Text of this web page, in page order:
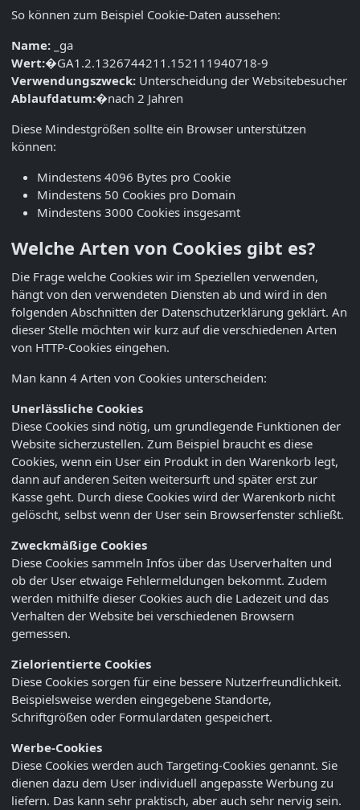
So können zum Beispiel Cookie-Daten aussehen:
Name: _ga
Wert:�GA1.2.1326744211.152111940718-9
Verwendungszweck: Unterscheidung der Websitebesucher
Ablaufdatum:�nach 2 Jahren
Diese Mindestgrößen sollte ein Browser unterstützen
können:
Mindestens 4096 Bytes pro Cookie
Mindestens 50 Cookies pro Domain
Mindestens 3000 Cookies insgesamt
Welche Arten von Cookies gibt es?
Die Frage welche Cookies wir im Speziellen verwenden,
hängt von den verwendeten Diensten ab und wird in den
folgenden Abschnitten der Datenschutzerklärung geklärt. An
dieser Stelle möchten wir kurz auf die verschiedenen Arten
von HTTP-Cookies eingehen.
Man kann 4 Arten von Cookies unterscheiden:
Unerlässliche Cookies
Diese Cookies sind nötig, um grundlegende Funktionen der
Website sicherzustellen. Zum Beispiel braucht es diese
Cookies, wenn ein User ein Produkt in den Warenkorb legt,
dann auf anderen Seiten weitersurft und später erst zur
Kasse geht. Durch diese Cookies wird der Warenkorb nicht
gelöscht, selbst wenn der User sein Browserfenster schließt.
Zweckmäßige Cookies
Diese Cookies sammeln Infos über das Userverhalten und
ob der User etwaige Fehlermeldungen bekommt. Zudem
werden mithilfe dieser Cookies auch die Ladezeit und das
Verhalten der Website bei verschiedenen Browsern
gemessen.
Zielorientierte Cookies
Diese Cookies sorgen für eine bessere Nutzerfreundlichkeit.
Beispielsweise werden eingegebene Standorte,
Schriftgrößen oder Formulardaten gespeichert.
Werbe-Cookies
Diese Cookies werden auch Targeting-Cookies genannt. Sie
dienen dazu dem User individuell angepasste Werbung zu
liefern. Das kann sehr praktisch, aber auch sehr nervig sein.